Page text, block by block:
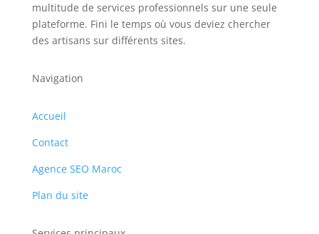
multitude de services professionnels sur une seule
plateforme. Fini le temps où vous deviez chercher
des artisans sur différents sites.
Navigation
Accueil
Contact
Agence SEO Maroc
Plan du site